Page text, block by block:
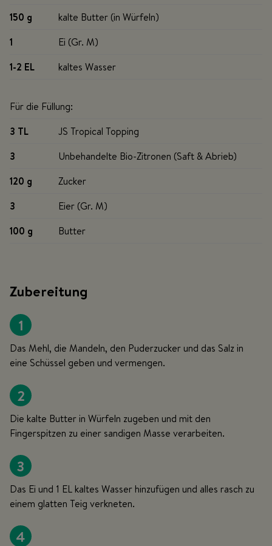
150 g
kalte Butter (in Würfeln)
1
Ei (Gr. M)
1-2 EL
kaltes Wasser
Für die Füllung:
3 TL
JS Tropical Topping
3
Unbehandelte Bio-Zitronen (Saft & Abrieb)
120 g
Zucker
3
Eier (Gr. M)
100 g
Butter
Zubereitung
1
Das Mehl, die Mandeln, den Puderzucker und das Salz in
eine Schüssel geben und vermengen.
2
Die kalte Butter in Würfeln zugeben und mit den
Fingerspitzen zu einer sandigen Masse verarbeiten.
3
Das Ei und 1 EL kaltes Wasser hinzufügen und alles rasch zu
einem glatten Teig verkneten.
4